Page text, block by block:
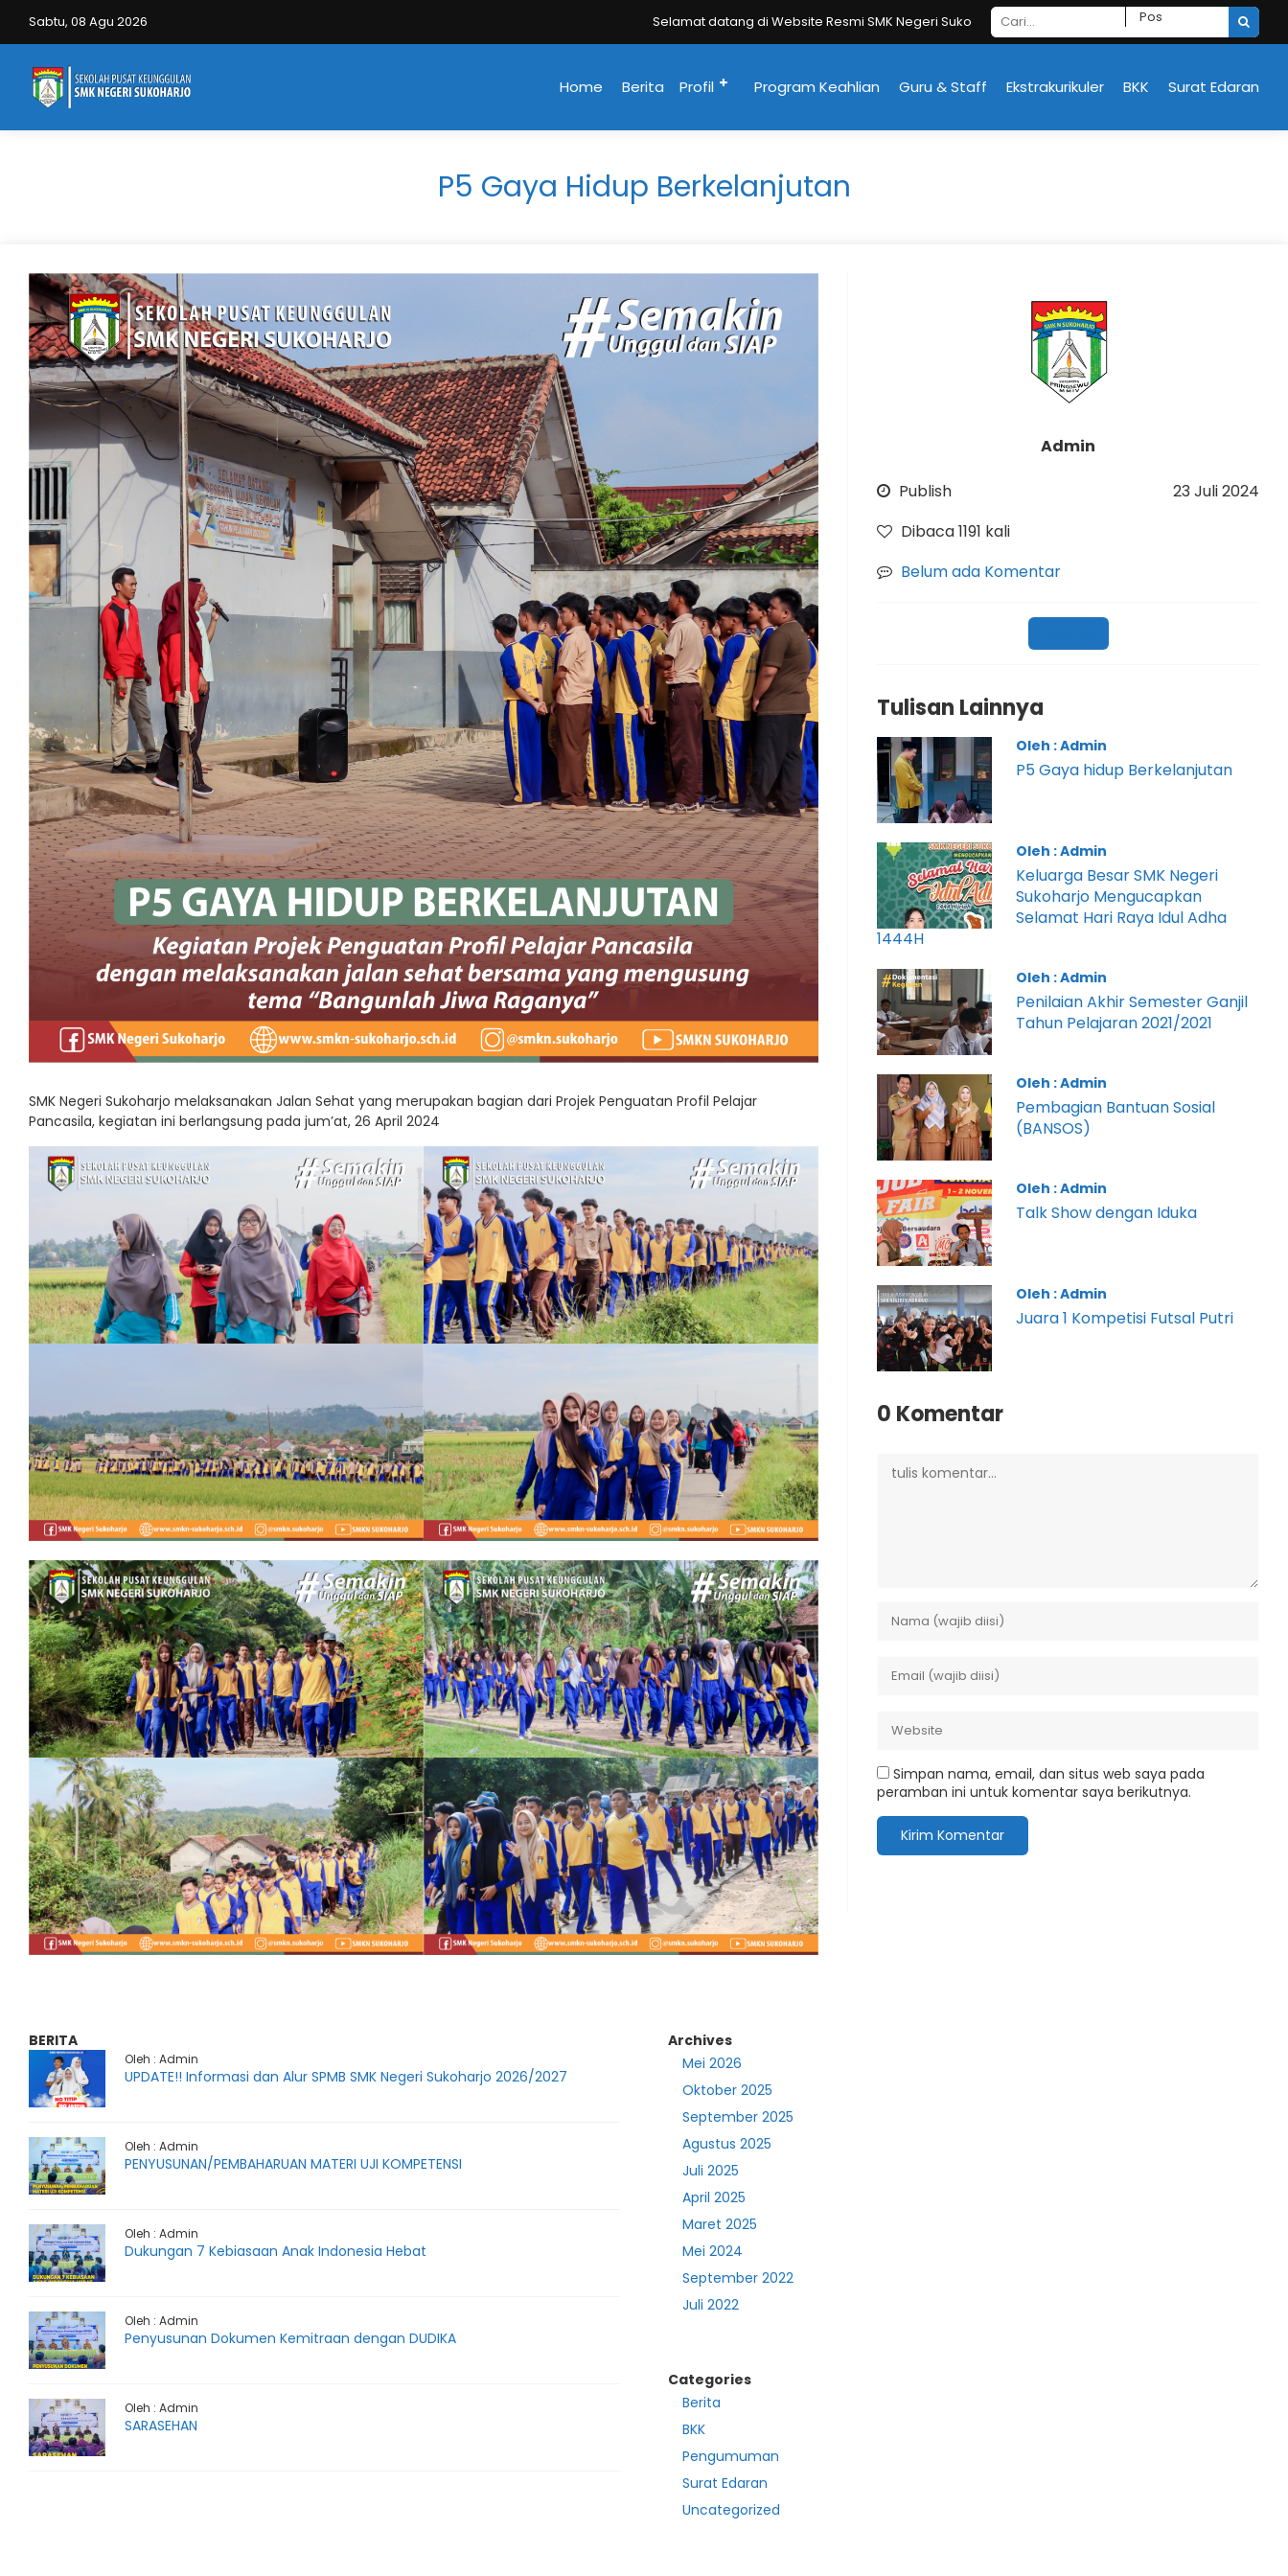
Sabtu, 08 Agu 2026 Selamat datang di Website Resmi SMK Negeri Sukoharjo
Home Berita Profil Program Keahlian Guru & Staff Ekstrakurikuler BKK Surat Edaran
P5 Gaya Hidup Berkelanjutan
SMK Negeri Sukoharjo melaksanakan Jalan Sehat yang merupakan bagian dari Projek Penguatan Profil Pelajar
Pancasila, kegiatan ini berlangsung pada jum’at, 26 April 2024
Admin
Publish
23 Juli 2024
Dibaca 1191 kali
Belum ada Komentar
Tulisan Lainnya
Oleh : Admin
P5 Gaya hidup Berkelanjutan
Oleh : Admin
Keluarga Besar SMK Negeri
Sukoharjo Mengucapkan
Selamat Hari Raya Idul Adha
1444H
Oleh : Admin
Penilaian Akhir Semester Ganjil
Tahun Pelajaran 2021/2021
Oleh : Admin
Pembagian Bantuan Sosial
(BANSOS)
Oleh : Admin
Talk Show dengan Iduka
Oleh : Admin
Juara 1 Kompetisi Futsal Putri
0 Komentar
Simpan nama, email, dan situs web saya pada
peramban ini untuk komentar saya berikutnya.
BERITA
Oleh : Admin
UPDATE!! Informasi dan Alur SPMB SMK Negeri Sukoharjo 2026/2027
Oleh : Admin
PENYUSUNAN/PEMBAHARUAN MATERI UJI KOMPETENSI
Oleh : Admin
Dukungan 7 Kebiasaan Anak Indonesia Hebat
Oleh : Admin
Penyusunan Dokumen Kemitraan dengan DUDIKA
Oleh : Admin
SARASEHAN
Archives
Mei 2026
Oktober 2025
September 2025
Agustus 2025
Juli 2025
April 2025
Maret 2025
Mei 2024
September 2022
Juli 2022
Categories
Berita
BKK
Pengumuman
Surat Edaran
Uncategorized